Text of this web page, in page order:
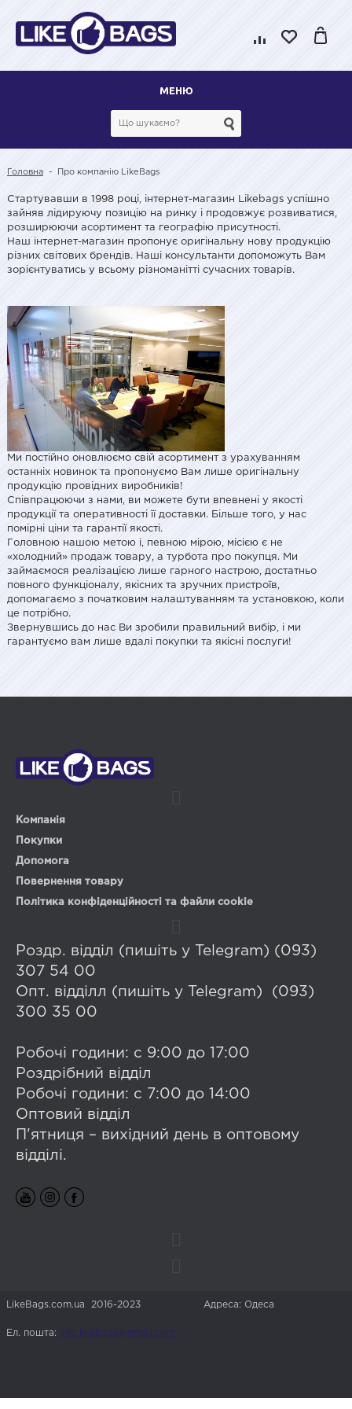
МЕНЮ
Головна - Про компанію LikeBags
Стартувавши в 1998 році, інтернет-магазин Likebags успішно
зайняв лідируючу позицію на ринку і продовжує розвиватися,
розширюючи асортимент та географію присутності.
Наш інтернет-магазин пропонує оригінальну нову продукцію
різних світових брендів. Наші консультанти допоможуть Вам
зорієнтуватись у всьому різноманітті сучасних товарів.
Ми постійно оновлюємо свій асортимент з урахуванням
останніх новинок та пропонуємо Вам лише оригінальну
продукцію провідних виробників!
Співпрацюючи з нами, ви можете бути впевнені у якості
продукції та оперативності її доставки. Більше того, у нас
помірні ціни та гарантії якості.
Головною нашою метою і, певною мірою, місією є не
«холодний» продаж товару, а турбота про покупця. Ми
займаємося реалізацією лише гарного настрою, достатньо
повного функціоналу, якісних та зручних пристроїв,
допомагаємо з початковим налаштуванням та установкою, коли
це потрібно.
Звернувшись до нас Ви зробили правильний вибір, і ми
гарантуємо вам лише вдалі покупки та якісні послуги!
Компанія
Покупки
Допомога
Повернення товару
Політика конфіденційності та файли cookie
Роздр. відділ (пишіть у Telegram) (093)
307 54 00
Опт. відділл (пишіть у Telegram) (093)
300 35 00
Робочі години: с 9:00 до 17:00
Роздрібний відділ
Робочі години: с 7:00 до 14:00
Оптовий відділ
П'ятниця – вихідний день в оптовому
відділі.
LikeBags.com.ua 2016-2023 Адреса: Одеса
Ел. пошта: info.likebags@gmail.com